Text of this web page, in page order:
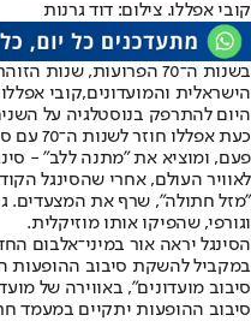
קובי אפללו. צילום: דוד גרנות
בשנות ה־70 הפרועות,
הישראלית והמועדונים,קובי אפללו
היום להתרפק בנוסטלגיה על
כעת
פעם, ומוציא את "מתנה ללב" -
לאוויר העולם, אחרי שהסינגל
"מזל חתולה", שרף את המצעדים.
וגורפי, שהפיקו אותו מוזיקלית.
הסינגל יראה אור במיני־אלבום
במקביל להשקת סיבוב ההופעות
סיבוב ההופעות יתקיים במעמד